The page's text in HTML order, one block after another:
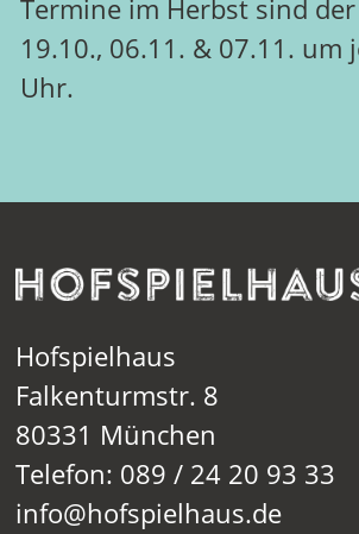
Termine im Herbst sind
19.10., 06.11. & 07.11. um
Uhr.
Hofspielhaus
Falkenturmstr. 8
80331 München
Telefon: 089 / 24 20 93 33
info@hofspielhaus.de